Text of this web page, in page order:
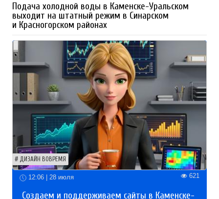
Подача холодной воды в Каменске-Уральском
выходит на штатный режим в Синарском
и Красногорском районах
ДИЗАЙН ВОВРЕМЯ
12:06 | 28 июля 621
Создаем и поддерживаем сайты в Каменске-